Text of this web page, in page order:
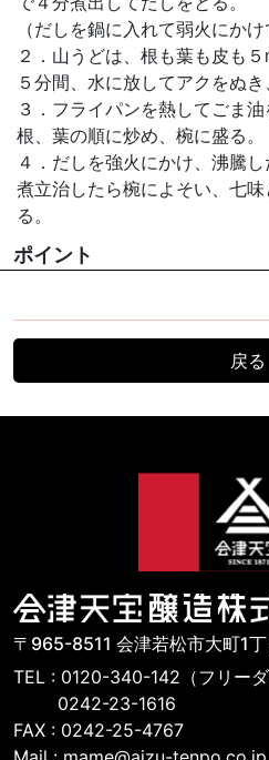
（だしを鍋に入れて弱火にかけ
２．山うどは、根も葉も皮も
５分間、水に放してアクをぬき
３．フライパンを熱してごま油
根、葉の順に炒め、椀に盛る。
４．だしを強火にかけ、沸騰
煮立治したら椀によそい、七
る。
ポイント
戻る
〒965-8511 会津若松市大町1
TEL : 0120-340-142（フリーダ
0242-23-1616
FAX : 0242-25-4767